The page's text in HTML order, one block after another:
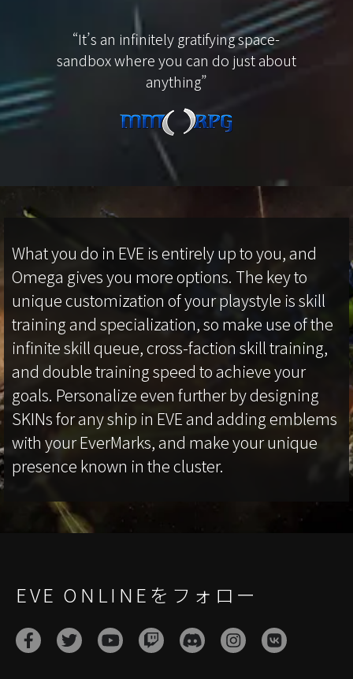
“EVE Online is the biggest game you
could possibly hope to play”
What you do in EVE is entirely up to you, and
Omega gives you more options. The key to
unique customization of your playstyle is skill
training and specialization, so make use of the
infinite skill queue, cross-faction skill training,
and double training speed to achieve your
goals. Personalize even further by designing
SKINs for any ship in EVE and adding emblems
with your EverMarks, and make your unique
presence known in the cluster.
EVE ONLINEをフォロー